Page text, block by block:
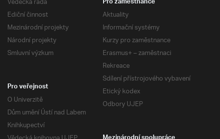
Ediční činnost
Mezinárodní projekty
Národní projekty
Smluvní výzkum
Pro zaměstnance
Aktuality
Informační systémy
Kurzy pro zaměstnance
Erasmus+ – zaměstnaci
Rekreace
Sdílení přístrojového vybavení
Etický kodex
Odbory UJEP
Pro veřejnost
O Univerzitě
Dům umění Ústí nad Labem
Knihkupectví